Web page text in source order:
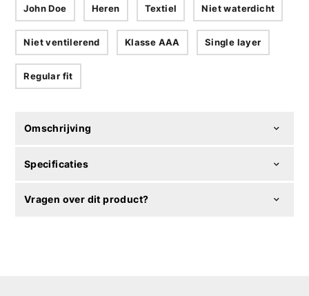
John Doe Heren Textiel Niet waterdicht
Niet ventilerend Klasse AAA Single layer
Regular fit
Omschrijving
Specificaties
Vragen over dit product?